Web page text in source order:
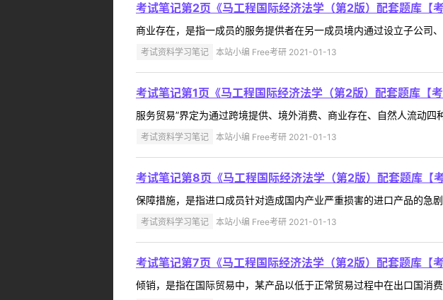
考试笔记第2页《马工程国际经济法学（第2版）配套题库【
商业存在，是指一成员的服务提供者在另一成员境内通过设立子公司
考试资料学习笔记 本站小编 Free考研 2021-01-13
考试笔记第1页《马工程国际经济法学（第2版）配套题库【
服务贸易”界定为通过跨境提供、境外消费、商业存在、自然人流动四
考试资料学习笔记 本站小编 Free考研 2021-01-13
考试笔记第8页《马工程国际经济法学（第2版）配套题库【
保障措施，是指进口成员针对造成国内产业严重损害的进口产品的急
考试资料学习笔记 本站小编 Free考研 2021-01-13
考试笔记第7页《马工程国际经济法学（第2版）配套题库【
倾销，是指在国际贸易中，某产品以低于正常贸易过程中在出口国消